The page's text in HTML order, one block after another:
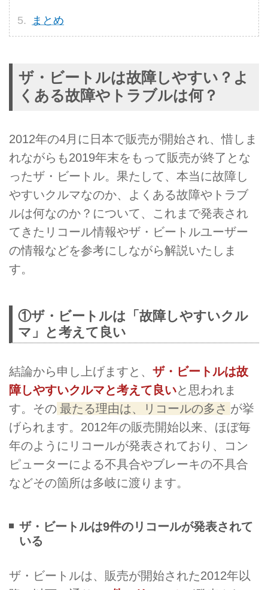
まとめ
ザ・ビートルは故障しやすい？よ
くある故障やトラブルは何？
2012年の4月に日本で販売が開始され、惜しま
れながらも2019年末をもって販売が終了とな
ったザ・ビートル。果たして、本当に故障し
やすいクルマなのか、よくある故障やトラブ
ルは何なのか？について、これまで発表され
てきたリコール情報やザ・ビートルユーザー
の情報などを参考にしながら解説いたしま
す。
①ザ・ビートルは「故障しやすいクル
マ」と考えて良い
結論から申し上げますと、 ザ・ビートルは故
障しやすいクルマと考えて良いと思われま
す。その 最たる理由は、リコールの多さ が挙
げられます。2012年の販売開始以来、ほぼ毎
年のようにリコールが発表されており、コン
ピューターによる不具合やブレーキの不具合
などその箇所は多岐に渡ります。
ザ・ビートルは9件のリコールが発表されて
いる
ザ・ビートルは、販売が開始された2012年以